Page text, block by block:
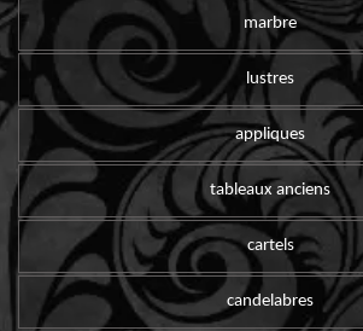
marbre
lustres
appliques
tableaux anciens
cartels
candelabres